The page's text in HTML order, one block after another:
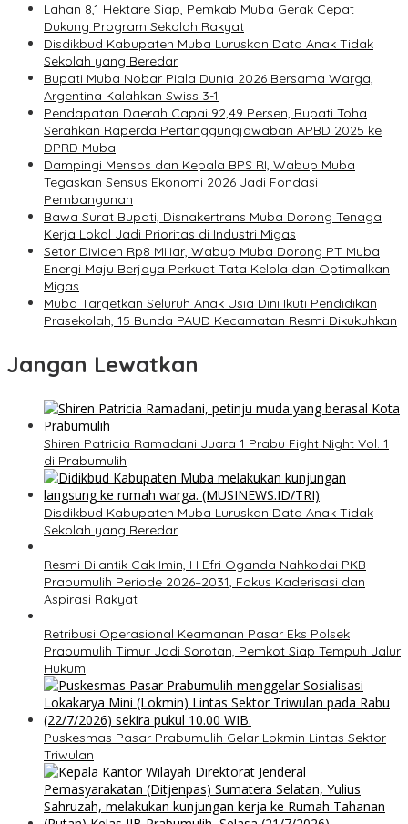
Lahan 8,1 Hektare Siap, Pemkab Muba Gerak Cepat
Dukung Program Sekolah Rakyat
Disdikbud Kabupaten Muba Luruskan Data Anak Tidak
Sekolah yang Beredar
Bupati Muba Nobar Piala Dunia 2026 Bersama Warga,
Argentina Kalahkan Swiss 3-1
Pendapatan Daerah Capai 92,49 Persen, Bupati Toha
Serahkan Raperda Pertanggungjawaban APBD 2025 ke
DPRD Muba
Dampingi Mensos dan Kepala BPS RI, Wabup Muba
Tegaskan Sensus Ekonomi 2026 Jadi Fondasi
Pembangunan
Bawa Surat Bupati, Disnakertrans Muba Dorong Tenaga
Kerja Lokal Jadi Prioritas di Industri Migas
Setor Dividen Rp8 Miliar, Wabup Muba Dorong PT Muba
Energi Maju Berjaya Perkuat Tata Kelola dan Optimalkan
Migas
Muba Targetkan Seluruh Anak Usia Dini Ikuti Pendidikan
Prasekolah, 15 Bunda PAUD Kecamatan Resmi Dikukuhkan
Jangan Lewatkan
Shiren Patricia Ramadani Juara 1 Prabu Fight Night Vol. 1
di Prabumulih
Disdikbud Kabupaten Muba Luruskan Data Anak Tidak
Sekolah yang Beredar
Resmi Dilantik Cak Imin, H Efri Oganda Nahkodai PKB
Prabumulih Periode 2026–2031, Fokus Kaderisasi dan
Aspirasi Rakyat
Retribusi Operasional Keamanan Pasar Eks Polsek
Prabumulih Timur Jadi Sorotan, Pemkot Siap Tempuh Jalur
Hukum
Puskesmas Pasar Prabumulih Gelar Lokmin Lintas Sektor
Triwulan